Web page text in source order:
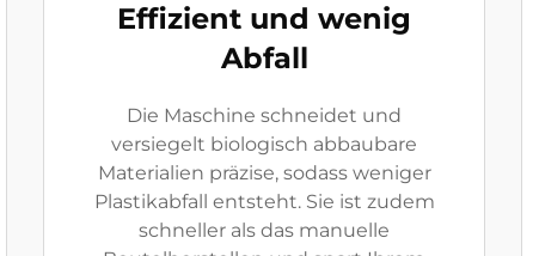
Effizient und wenig
Abfall
Die Maschine schneidet und
versiegelt biologisch abbaubare
Materialien präzise, sodass weniger
Plastikabfall entsteht. Sie ist zudem
schneller als das manuelle